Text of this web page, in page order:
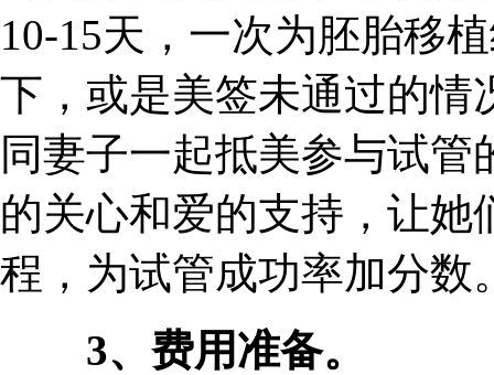
10-15天，一次为胚胎移
下，或是美签未通过的情
同妻子一起抵美参与试
的关心和爱的支持，让
程，为试管成功率加分数
3、费用准备。